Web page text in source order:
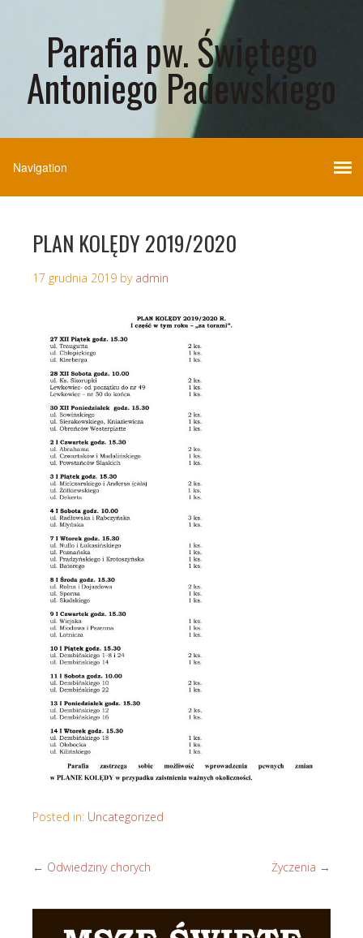
Parafia pw. Świętego
Antoniego Padewskiego
PLAN KOLĘDY 2019/2020
17 grudnia 2019 by admin
Posted in: Uncategorized
← Odwiedziny chorych Życzenia →